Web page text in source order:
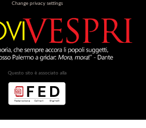
Change privacy settings
Questo sito è associato alla